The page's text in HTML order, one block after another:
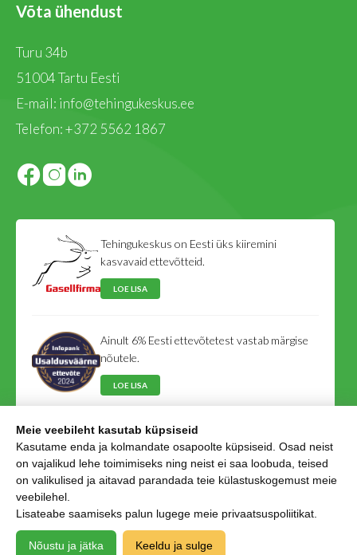
Võta ühendust
Turu 34b
51004 Tartu Eesti
E-mail: info@tehingukeskus.ee
Telefon:+372 5562 1867
Tehingukeskus on Eesti üks kiiremini
kasvavaid ettevõtteid.
LOE LISA
Ainult 6% Eesti ettevõtetest vastab märgise
nõutele.
LOE LISA
Tehingukeskus on Eesti Võlausaldajate Liidu
liige.
LOE LISA
Meie veebileht kasutab küpsiseid
Kasutame enda ja kolmandate osapoolte küpsiseid. Osad neist
on vajalikud lehe toimimiseks ning neist ei saa loobuda, teised
on valikulised ja aitavad parandada teie külastuskogemust meie
veebilehel.
Lisateabe saamiseks palun lugege meie privaatsuspoliitikat
Nõustu ja jätka Keeldu ja sulge